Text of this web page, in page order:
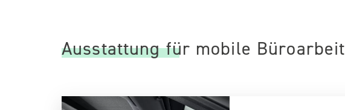
Ausstattung für mobile Büroarbeit